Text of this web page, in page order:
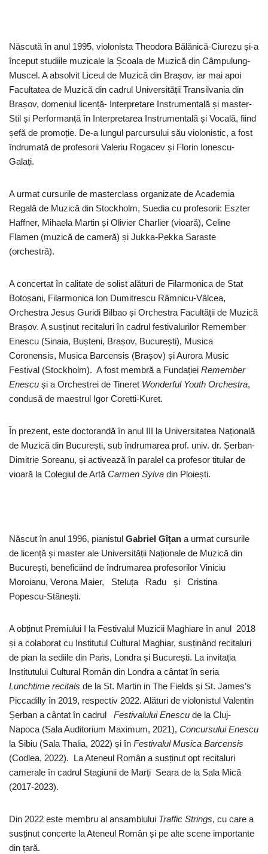
Născută în anul 1995, violonista Theodora Bălănică-Ciurezu și-a
început studiile muzicale la Școala de Muzică din Câmpulung-
Muscel. A absolvit Liceul de Muzică din Brașov, iar mai apoi
Facultatea de Muzică din cadrul Universității Transilvania din
Brașov, domeniul licență- Interpretare Instrumentală și master-
Stil și Performanță în Interpretarea Instrumentală și Vocală, fiind
șefă de promoție. De-a lungul parcursului său violonistic, a fost
îndrumată de profesorii Valeriu Rogacev și Florin Ionescu-
Galați.
A urmat cursurile de masterclass organizate de Academia
Regală de Muzică din Stockholm, Suedia cu profesorii: Eszter
Haffner, Mihaela Martin și Olivier Charlier (vioară), Celine
Flamen (muzică de cameră) și Jukka-Pekka Saraste
(orchestră).
A concertat în calitate de solist alături de Filarmonica de Stat
Botoșani, Filarmonica Ion Dumitrescu Râmnicu-Vâlcea,
Orchestra Jesus Guridi Bilbao și Orchestra Facultății de Muzică
Brașov. A susținut recitaluri în cadrul festivalurilor Remember
Enescu (Sinaia, Bușteni, Brașov, București), Musica
Coronensis, Musica Barcensis (Brașov) și Aurora Music
Festival (Stockholm). A fost membră a Fundației Remember
Enescu și a Orchestrei de Tineret Wonderful Youth Orchestra,
condusă de maestrul Igor Coretti-Kuret.
În prezent, este doctorandă în anul III la Universitatea Națională
de Muzică din București, sub îndrumarea prof. univ. dr. Șerban-
Dimitrie Soreanu, și activează în paralel ca profesor titular de
vioară la Colegiul de Artă Carmen Sylva din Ploiești.
Născut în anul 1996, pianistul Gabriel Gîțan a urmat cursurile
de licență și master ale Universității Naționale de Muzică din
București, beneficiind de îndrumarea profesorilor Viniciu
Moroianu, Verona Maier, Steluța Radu și Cristina
Popescu-Stănești.
A obținut Premiului I la Festivalul Muzicii Maghiare în anul 2018
și a colaborat cu Institutul Cultural Maghiar, susținând recitaluri
de pian la sediile din Paris, Londra și București. La invitația
Institutului Cultural Român din Londra a cântat în seria
Lunchtime recitals de la St. Martin in The Fields și St. James’s
Piccadilly în 2019, respectiv 2022. Alături de violonistul Valentin
Șerban a cântat în cadrul Festivalului Enescu de la Cluj-
Napoca (Sala Auditorium Maximum, 2021), ConcursuluiEnescu
la Sibiu (Sala Thalia, 2022) și în Festivalul Musica Barcensis
(Codlea, 2022). La Ateneul Român a susținut opt recitaluri
camerale în cadrul Stagiunii de Marți Seara de la Sala Mică
(2017-2023).
Din 2022 este membru al ansamblului Traffic Strings, cu care a
susținut concerte la Ateneul Român și pe alte scene importante
din țară.